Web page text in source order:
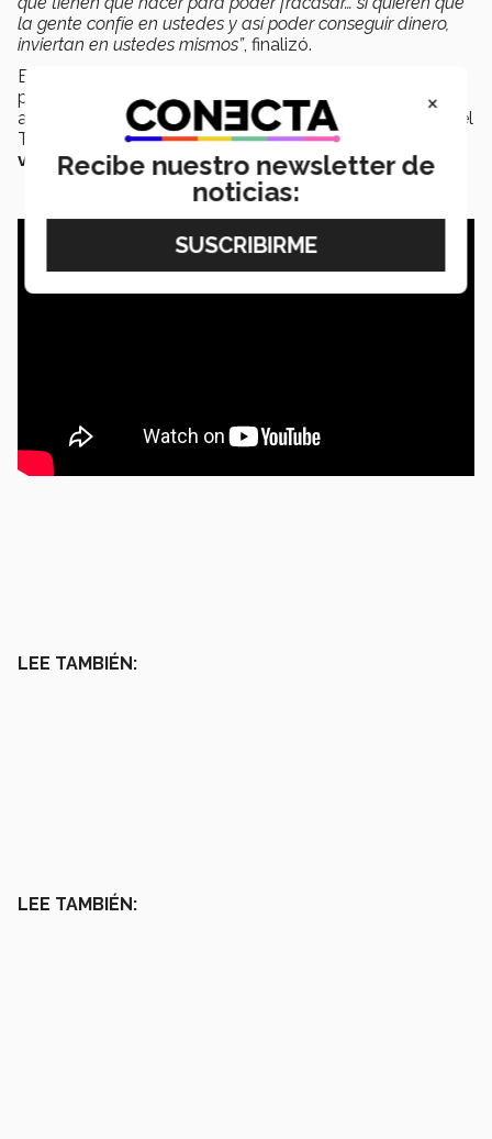
la gente confíe en ustedes y así poder conseguir dinero,
inviertan en ustedes mismos”, finalizó.
En la serie de ponencias incluidas en
participaron a lo largo de 2 días emprendedores y
académicos de laEscuela de Ingeniería y Ciencias
del
Tec para
compartir su visión en temas de
vanguardia.
LEE TAMBIÉN:
LEE TAMBIÉN:
×
Recibe nuestro newsletter de
noticias: